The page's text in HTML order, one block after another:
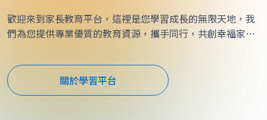
歡迎來到家長教育平台，這裡是您學習成長的無限天地，我
們為您提供專業優質的教育資源，攜手同行，共創幸福家
關於學習平台